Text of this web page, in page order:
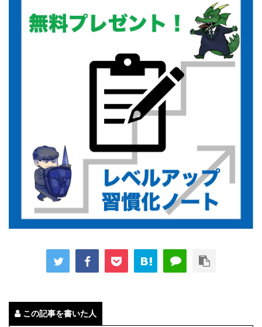
この記事を書いた人